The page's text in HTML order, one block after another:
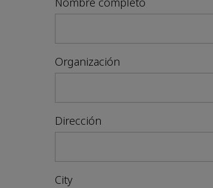
Organización
Dirección
City